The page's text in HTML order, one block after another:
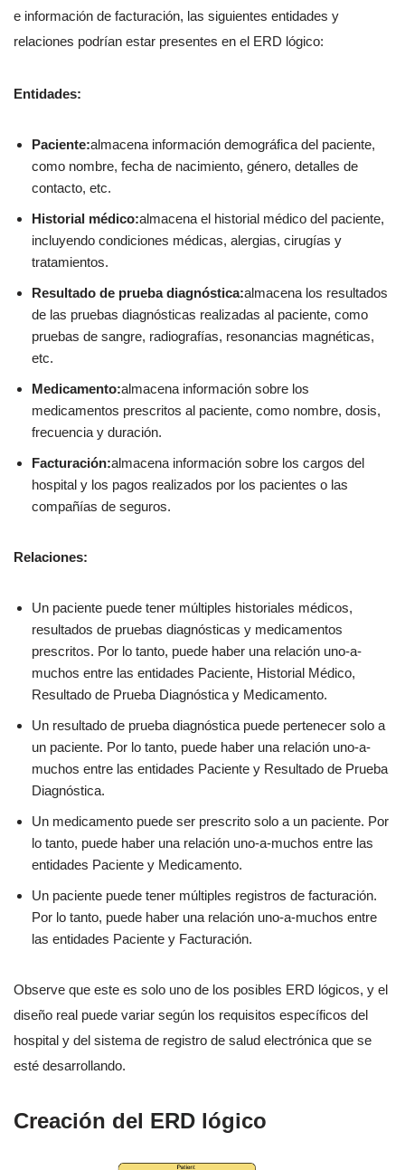
e información de facturación, las siguientes entidades y
relaciones podrían estar presentes en el ERD lógico:
Entidades:
Paciente:almacena información demográfica del paciente,
como nombre, fecha de nacimiento, género, detalles de
contacto, etc.
Historial médico:almacena el historial médico del paciente,
incluyendo condiciones médicas, alergias, cirugías y
tratamientos.
Resultado de prueba diagnóstica:almacena los resultados
de las pruebas diagnósticas realizadas al paciente, como
pruebas de sangre, radiografías, resonancias magnéticas,
etc.
Medicamento:almacena información sobre los
medicamentos prescritos al paciente, como nombre, dosis,
frecuencia y duración.
Facturación:almacena información sobre los cargos del
hospital y los pagos realizados por los pacientes o las
compañías de seguros.
Relaciones:
Un paciente puede tener múltiples historiales médicos,
resultados de pruebas diagnósticas y medicamentos
prescritos. Por lo tanto, puede haber una relación uno-a-
muchos entre las entidades Paciente, Historial Médico,
Resultado de Prueba Diagnóstica y Medicamento.
Un resultado de prueba diagnóstica puede pertenecer solo a
un paciente. Por lo tanto, puede haber una relación uno-a-
muchos entre las entidades Paciente y Resultado de Prueba
Diagnóstica.
Un medicamento puede ser prescrito solo a un paciente. Por
lo tanto, puede haber una relación uno-a-muchos entre las
entidades Paciente y Medicamento.
Un paciente puede tener múltiples registros de facturación.
Por lo tanto, puede haber una relación uno-a-muchos entre
las entidades Paciente y Facturación.
Observe que este es solo uno de los posibles ERD lógicos, y el
diseño real puede variar según los requisitos específicos del
hospital y del sistema de registro de salud electrónica que se
esté desarrollando.
Creación del ERD lógico